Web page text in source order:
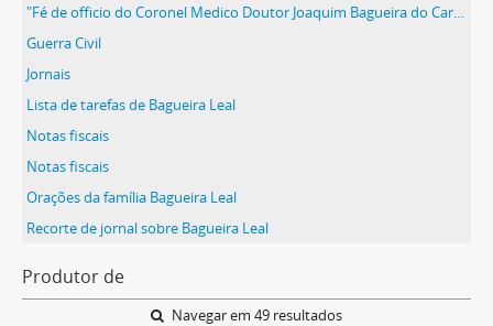
"Fé de officio do Coronel Medico Doutor Joaquim Bagueira do Carmo Leal"
Guerra Civil
Jornais
Lista de tarefas de Bagueira Leal
Notas fiscais
Notas fiscais
Orações da família Bagueira Leal
Recorte de jornal sobre Bagueira Leal
Produtor de
Navegar em 49 resultados